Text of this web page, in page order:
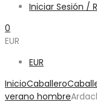
Iniciar Sesión /
0
EUR
EUR
InicioCaballero
verano hombre